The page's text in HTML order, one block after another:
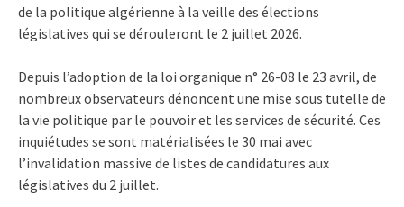
de la politique algérienne à la veille des élections
législatives qui se dérouleront le 2 juillet 2026.
Depuis l’adoption de la loi organique n° 26-08 le 23 avril, de
nombreux observateurs dénoncent une mise sous tutelle de
la vie politique par le pouvoir et les services de sécurité. Ces
inquiétudes se sont matérialisées le 30 mai avec
l’invalidation massive de listes de candidatures aux
législatives du 2 juillet.